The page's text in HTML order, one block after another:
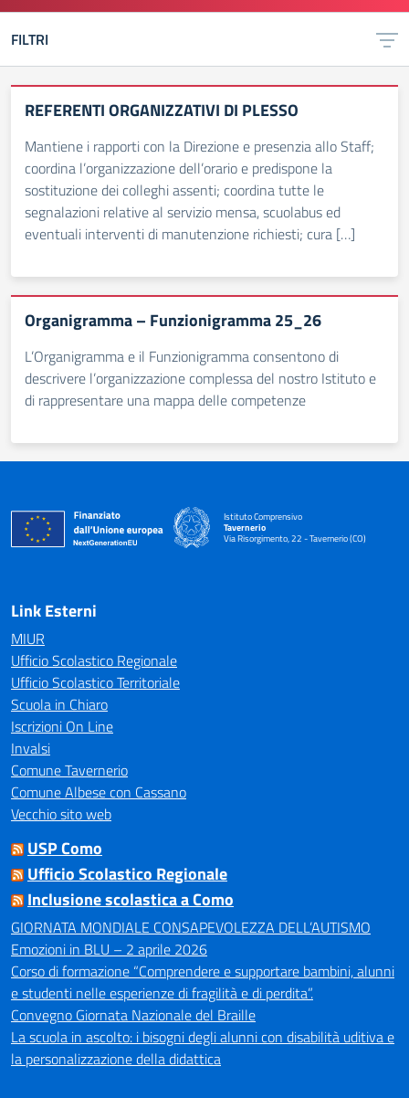
FILTRI
REFERENTI ORGANIZZATIVI DI PLESSO
Mantiene i rapporti con la Direzione e presenzia allo Staff;
coordina l’organizzazione dell’orario e predispone la
sostituzione dei colleghi assenti; coordina tutte le
segnalazioni relative al servizio mensa, scuolabus ed
eventuali interventi di manutenzione richiesti; cura […]
Organigramma – Funzionigramma 25_26
L’Organigramma e il Funzionigramma consentono di
descrivere l’organizzazione complessa del nostro Istituto e
di rappresentare una mappa delle competenze
Istituto Comprensivo
Tavernerio
Via Risorgimento, 22 - Tavernerio (CO)
— Visita la pagina iniziale della scuola
Link Esterni
MIUR
Ufficio Scolastico Regionale
Ufficio Scolastico Territoriale
Scuola in Chiaro
Iscrizioni On Line
Invalsi
Comune Tavernerio
Comune Albese con Cassano
Vecchio sito web
USP Como
Ufficio Scolastico Regionale
Inclusione scolastica a Como
GIORNATA MONDIALE CONSAPEVOLEZZA DELL’AUTISMO
Emozioni in BLU – 2 aprile 2026
Corso di formazione “Comprendere e supportare bambini, alunni
e studenti nelle esperienze di fragilità e di perdita”.
Convegno Giornata Nazionale del Braille
La scuola in ascolto: i bisogni degli alunni con disabilità uditiva e
la personalizzazione della didattica